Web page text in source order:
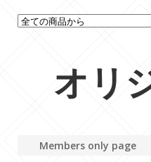
オリ
Members only page